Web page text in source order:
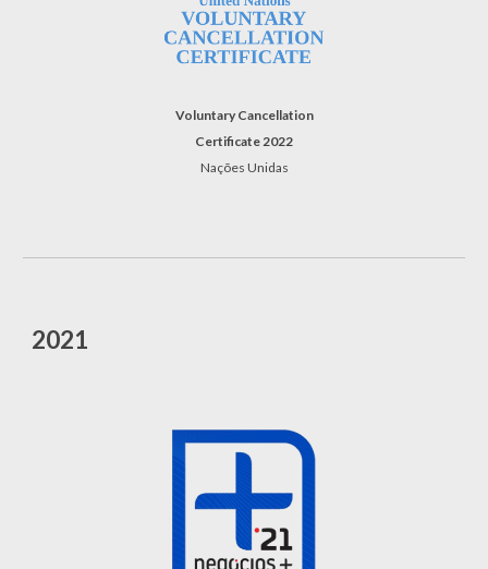
Voluntary Cancellation
Certificate 2022
Nações Unidas
2021